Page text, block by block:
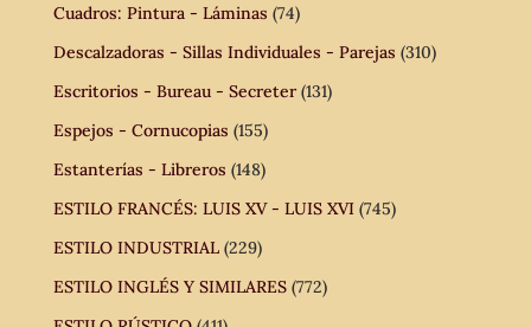
Cuadros: Pintura - Láminas (74)
Descalzadoras - Sillas Individuales - Parejas (310)
Escritorios - Bureau - Secreter (131)
Espejos - Cornucopias (155)
Estanterías - Libreros (148)
ESTILO FRANCÉS: LUIS XV - LUIS XVI (745)
ESTILO INDUSTRIAL (229)
ESTILO INGLÉS Y SIMILARES (772)